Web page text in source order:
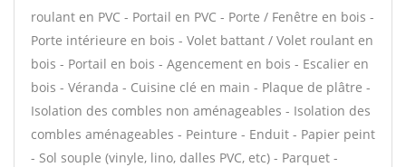
roulant en PVC - Portail en PVC - Porte / Fenêtre en bois -
Porte intérieure en bois - Volet battant / Volet roulant en
bois - Portail en bois - Agencement en bois - Escalier en
bois - Véranda - Cuisine clé en main - Plaque de plâtre -
Isolation des combles non aménageables - Isolation des
combles aménageables - Peinture - Enduit - Papier peint
- Sol souple (vinyle, lino, dalles PVC, etc) - Parquet -